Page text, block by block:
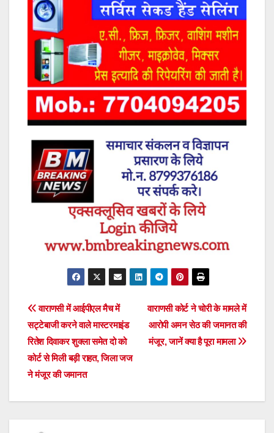
Post
navigation
वाराणसी कोर्ट ने चोरी के मामले में
आरोपी अमन सेठ की जमानत की
मंजूर, जानें क्या है पूरा मामला
वाराणसी में आईपीएल मैच में
सट्टेबाजी करने वाले मास्टरमाइंड
रितेश दिवाकर शुक्ला समेत दो को
कोर्ट से मिली बड़ी राहत, जिला जज
ने मंजूर की जमानत